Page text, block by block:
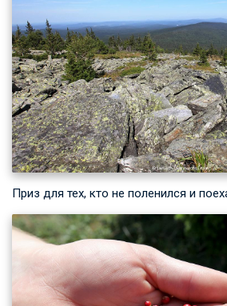
Приз для тех, кто не поленился и